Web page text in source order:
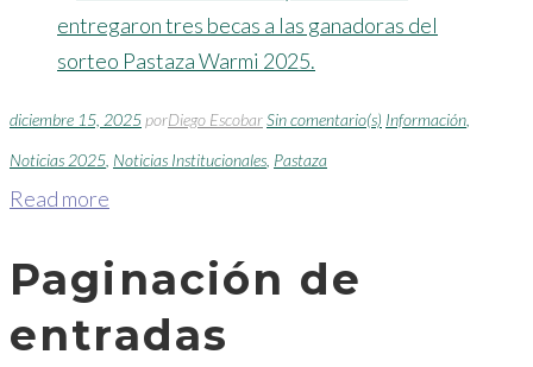
diciembre 15, 2025porDiego EscobarSin comentario(s) Información
Noticias 2025 Noticias Institucionales Pastaza
Read more
Paginación de
entradas